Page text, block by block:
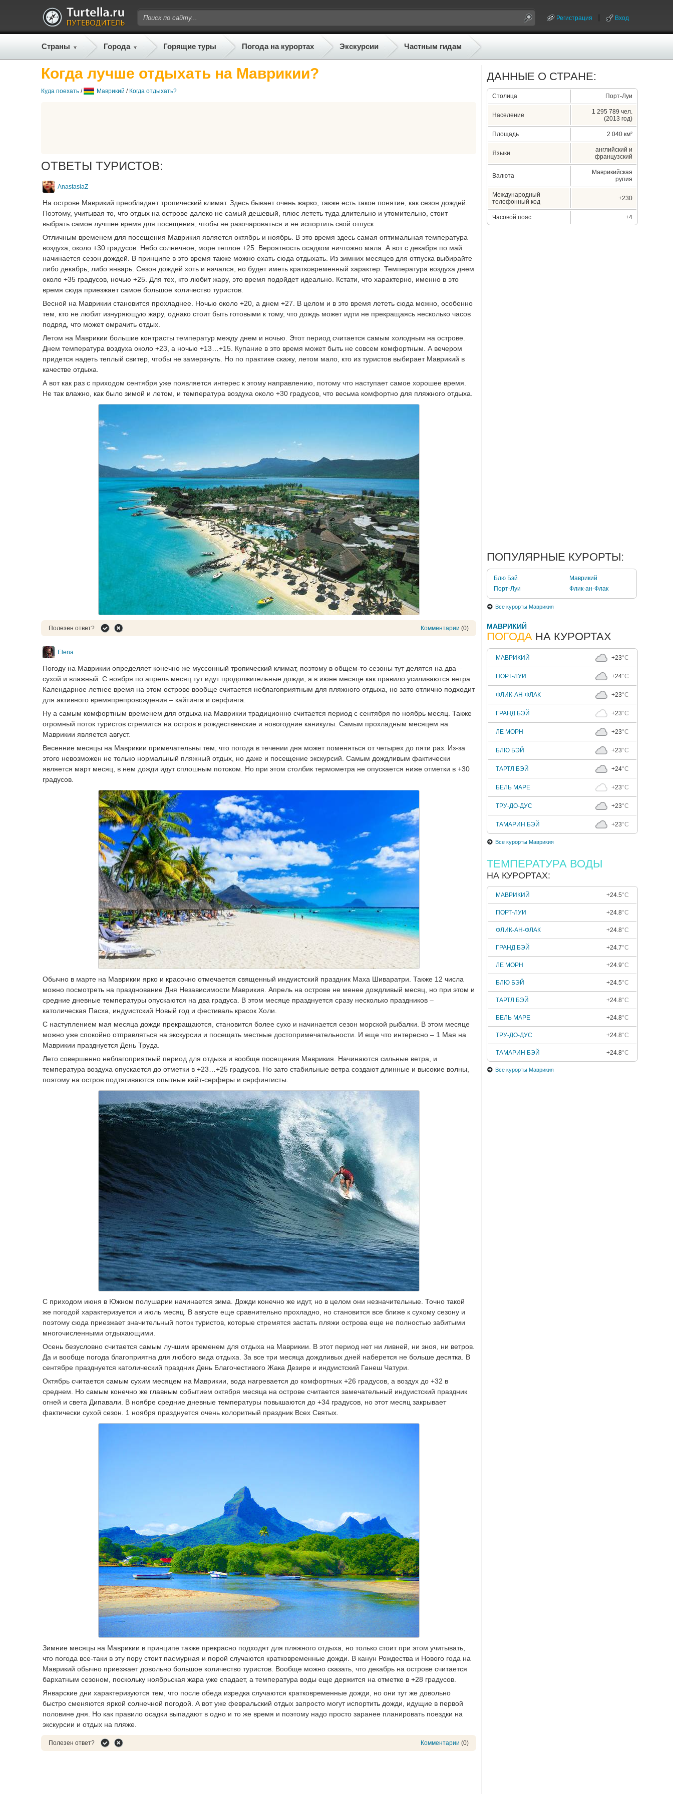
Регистрация Вход
Страны Города Горящие туры Погода на курортах Экскурсии Частным гидам
Когда лучше отдыхать на Маврикии?
Куда поехать / Маврикий / Когда отдыхать?
ОТВЕТЫ ТУРИСТОВ:
AnastasiaZ
На острове Маврикий преобладает тропический климат. Здесь бывает очень жарко, также есть такое понятие, как сезон дождей.
Поэтому, учитывая то, что отдых на острове далеко не самый дешевый, плюс лететь туда длительно и утомительно, стоит
выбрать самое лучшее время для посещения, чтобы не разочароваться и не испортить свой отпуск.
Отличным временем для посещения Маврикия является октябрь и ноябрь. В это время здесь самая оптимальная температура
воздуха, около +30 градусов. Небо солнечное, море теплое +25. Вероятность осадком ничтожно мала. А вот с декабря по май
начинается сезон дождей. В принципе в это время также можно ехать сюда отдыхать. Из зимних месяцев для отпуска выбирайте
либо декабрь, либо январь. Сезон дождей хоть и начался, но будет иметь кратковременный характер. Температура воздуха днем
около +35 градусов, ночью +25. Для тех, кто любит жару, это время подойдет идеально. Кстати, что характерно, именно в это
время сюда приезжает самое большое количество туристов.
Весной на Маврикии становится прохладнее. Ночью около +20, а днем +27. В целом и в это время лететь сюда можно, особенно
тем, кто не любит изнуряющую жару, однако стоит быть готовыми к тому, что дождь может идти не прекращаясь несколько часов
подряд, что может омрачить отдых.
Летом на Маврикии большие контрасты температур между днем и ночью. Этот период считается самым холодным на острове.
Днем температура воздуха около +23, а ночью +13…+15. Купание в это время может быть не совсем комфортным. А вечером
придется надеть теплый свитер, чтобы не замерзнуть. Но по практике скажу, летом мало, кто из туристов выбирает Маврикий в
качестве отдыха.
А вот как раз с приходом сентября уже появляется интерес к этому направлению, потому что наступает самое хорошее время.
Не так влажно, как было зимой и летом, и температура воздуха около +30 градусов, что весьма комфортно для пляжного отдыха.
Полезен ответ? Комментарии (0)
Elena
Погоду на Маврикии определяет конечно же муссонный тропический климат, поэтому в общем-то сезоны тут делятся на два –
сухой и влажный. С ноября по апрель месяц тут идут продолжительные дожди, а в июне месяце как правило усиливаются ветра.
Календарное летнее время на этом острове вообще считается неблагоприятным для пляжного отдыха, но зато отлично подходит
для активного времяпрепровождения – кайтинга и серфинга.
Ну а самым комфортным временем для отдыха на Маврикии традиционно считается период с сентября по ноябрь месяц. Также
огромный поток туристов стремится на остров в рождественские и новогодние каникулы. Самым прохладным месяцем на
Маврикии является август.
Весенние месяцы на Маврикии примечательны тем, что погода в течении дня может поменяться от четырех до пяти раз. Из-за
этого невозможен не только нормальный пляжный отдых, но даже и посещение экскурсий. Самым дождливым фактически
является март месяц, в нем дожди идут сплошным потоком. Но при этом столбик термометра не опускается ниже отметки в +30
градусов.
Обычно в марте на Маврикии ярко и красочно отмечается священный индуистский праздник Маха Шиваратри. Также 12 числа
можно посмотреть на празднование Дня Независимости Маврикия. Апрель на острове не менее дождливый месяц, но при этом и
средние дневные температуры опускаются на два градуса. В этом месяце празднуется сразу несколько праздников –
католическая Пасха, индуистский Новый год и фестиваль красок Холи.
С наступлением мая месяца дожди прекращаются, становится более сухо и начинается сезон морской рыбалки. В этом месяце
можно уже спокойно отправляться на экскурсии и посещать местные достопримечательности. И еще что интересно – 1 Мая на
Маврикии празднуется День Труда.
Лето совершенно неблагоприятный период для отдыха и вообще посещения Маврикия. Начинаются сильные ветра, и
температура воздуха опускается до отметки в +23…+25 градусов. Но зато стабильные ветра создают длинные и высокие волны,
поэтому на остров подтягиваются опытные кайт-серферы и серфингисты.
С приходом июня в Южном полушарии начинается зима. Дожди конечно же идут, но в целом они незначительные. Точно такой
же погодой характеризуется и июль месяц. В августе еще сравнительно прохладно, но становится все ближе к сухому сезону и
поэтому сюда приезжает значительный поток туристов, которые стремятся застать пляжи острова еще не полностью забитыми
многочисленными отдыхающими.
Осень безусловно считается самым лучшим временем для отдыха на Маврикии. В этот период нет ни ливней, ни зноя, ни ветров.
Да и вообще погода благоприятна для любого вида отдыха. За все три месяца дождливых дней наберется не больше десятка. В
сентябре празднуется католический праздник День Благочестивого Жака Дезире и индуистский Ганеш Чатури.
Октябрь считается самым сухим месяцем на Маврикии, вода нагревается до комфортных +26 градусов, а воздух до +32 в
среднем. Но самым конечно же главным событием октября месяца на острове считается замечательный индуистский праздник
огней и света Дипавали. В ноябре средние дневные температуры повышаются до +34 градусов, но этот месяц закрывает
фактически сухой сезон. 1 ноября празднуется очень колоритный праздник Всех Святых.
Зимние месяцы на Маврикии в принципе также прекрасно подходят для пляжного отдыха, но только стоит при этом учитывать,
что погода все-таки в эту пору стоит пасмурная и порой случаются кратковременные дожди. В канун Рождества и Нового года на
Маврикий обычно приезжает довольно большое количество туристов. Вообще можно сказать, что декабрь на острове считается
бархатным сезоном, поскольку ноябрьская жара уже спадает, а температура воды еще держится на отметке в +28 градусов.
Январские дни характеризуются тем, что после обеда изредка случаются кратковременные дожди, но они тут же довольно
быстро сменяются яркой солнечной погодой. А вот уже февральский отдых запросто могут испортить дожди, идущие в первой
половине дня. Но как правило осадки выпадают в одно и то же время и поэтому надо просто заранее планировать поездки на
экскурсии и отдых на пляже.
Полезен ответ? Комментарии (0)
ДАННЫЕ О СТРАНЕ:
Столица Порт-Луи
Население
1 295 789 чел.
(2013 год)
Площадь 2 040 км²
Языки
английский и
французский
Валюта
Маврикийская
рупия
Международный
телефонный код
+230
Часовой пояс +4
ПОПУЛЯРНЫЕ КУРОРТЫ:
Блю Бэй
Маврикий
Порт-Луи
Флик-ан-Флак
Все курорты Маврикия
МАВРИКИЙ
ПОГОДА НА КУРОРТАХ
МАВРИКИЙ +23°C
ПОРТ-ЛУИ +24°C
ФЛИК-АН-ФЛАК +23°C
ГРАНД БЭЙ +23°C
ЛЕ МОРН +23°C
БЛЮ БЭЙ +23°C
ТАРТЛ БЭЙ +24°C
БЕЛЬ МАРЕ +23°C
ТРУ-ДО-ДУС +23°C
ТАМАРИН БЭЙ +23°C
Все курорты Маврикия
ТЕМПЕРАТУРА ВОДЫ
НА КУРОРТАХ:
МАВРИКИЙ +24.5°C
ПОРТ-ЛУИ +24.8°C
ФЛИК-АН-ФЛАК +24.8°C
ГРАНД БЭЙ +24.7°C
ЛЕ МОРН +24.9°C
БЛЮ БЭЙ +24.5°C
ТАРТЛ БЭЙ +24.8°C
БЕЛЬ МАРЕ +24.8°C
ТРУ-ДО-ДУС +24.8°C
ТАМАРИН БЭЙ +24.8°C
Все курорты Маврикия